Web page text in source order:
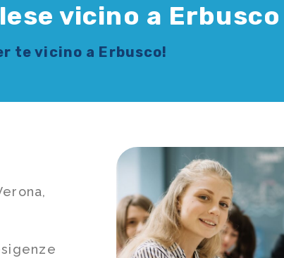
vicino a Erbusco
te vicino a Erbusco!